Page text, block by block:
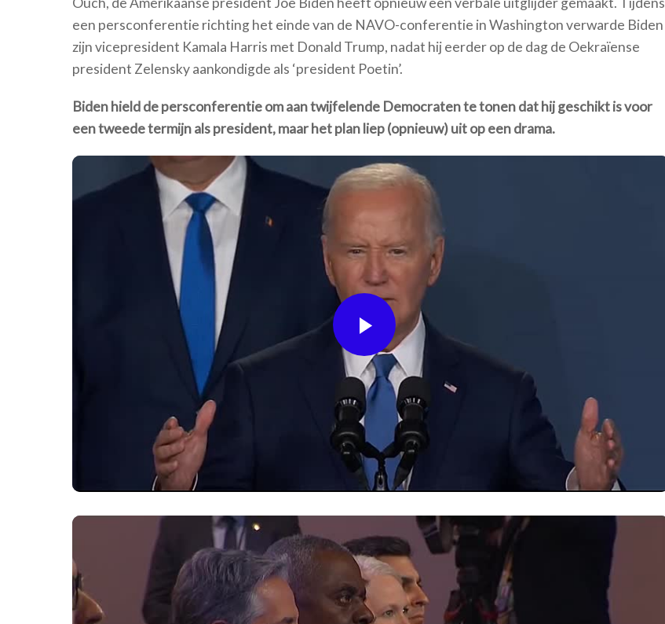
een persconferentie richting het einde van de NAVO-conferentie in Washington verwarde Biden
zijn vicepresident Kamala Harris met Donald Trump, nadat hij eerder op de dag de Oekraïense
president Zelensky aankondigde als ‘president Poetin’.
Biden hield de persconferentie om aan twijfelende Democraten te tonen dat hij geschikt is voor
een tweede termijn als president, maar het plan liep (opnieuw) uit op een drama.
Play
Video